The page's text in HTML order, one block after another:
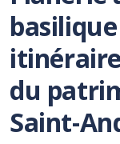
du
Saint-